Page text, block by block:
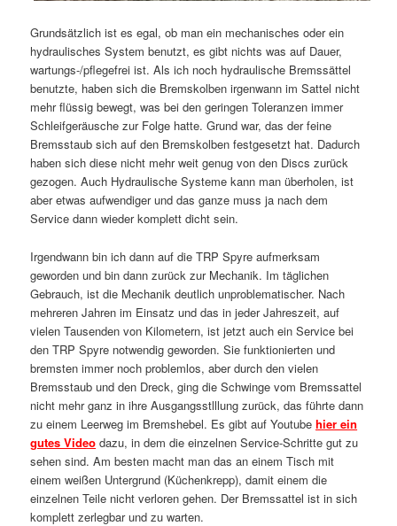
Grundsätzlich ist es egal, ob man ein mechanisches oder ein
hydraulisches System benutzt, es gibt nichts was auf Dauer,
wartungs-/pflegefrei ist. Als ich noch hydraulische Bremssättel
benutzte, haben sich die Bremskolben irgenwann im Sattel nicht
mehr flüssig bewegt, was bei den geringen Toleranzen immer
Schleifgeräusche zur Folge hatte. Grund war, das der feine
Bremsstaub sich auf den Bremskolben festgesetzt hat. Dadurch
haben sich diese nicht mehr weit genug von den Discs zurück
gezogen. Auch Hydraulische Systeme kann man überholen, ist
aber etwas aufwendiger und das ganze muss ja nach dem
Service dann wieder komplett dicht sein.
Irgendwann bin ich dann auf die TRP Spyre aufmerksam
geworden und bin dann zurück zur Mechanik. Im täglichen
Gebrauch, ist die Mechanik deutlich unproblematischer. Nach
mehreren Jahren im Einsatz und das in jeder Jahreszeit, auf
vielen Tausenden von Kilometern, ist jetzt auch ein Service bei
den TRP Spyre notwendig geworden. Sie funktionierten und
bremsten immer noch problemlos, aber durch den vielen
Bremsstaub und den Dreck, ging die Schwinge vom Bremssattel
nicht mehr ganz in ihre Ausgangsstlllung zurück, das führte dann
zu einem Leerweg im Bremshebel. Es gibt auf Youtubehier ein
gutes Video dazu, in dem die einzelnen Service-Schritte gut zu
sehen sind. Am besten macht man das an einem Tisch mit
einem weißen Untergrund (Küchenkrepp), damit einem die
einzelnen Teile nicht verloren gehen. Der Bremssattel ist in sich
komplett zerlegbar und zu warten.